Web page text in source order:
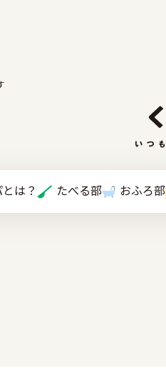
は？ たべる部 おふろ部